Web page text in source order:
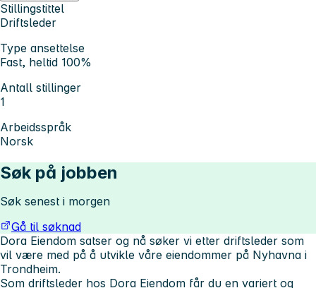
Stillingstittel
Driftsleder
Type ansettelse
Fast, heltid 100%
Antall stillinger
1
Arbeidsspråk
Norsk
Søk på jobben
Søk senest i morgen
Gå til søknad
Dora Eiendom satser og nå søker vi etter driftsleder som
vil være med på å utvikle våre eiendommer på Nyhavna i
Trondheim.
Som driftsleder hos Dora Eiendom får du en variert og